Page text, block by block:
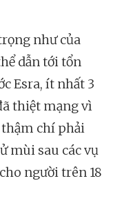
như của
dẫn tới tổn
Esra, ít nhất 3
thiệt mạng vì
chí phải
mùi sau các vụ
người trên 18